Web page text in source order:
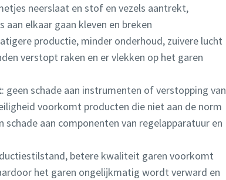
neerslaat en stof en vezels aantrekt,
elkaar gaan kleven en breken
productie, minder onderhoud, zuivere lucht
verstopt raken en er vlekken op het garen
: geen schade aan instrumenten of verstopping van
voorkomt producten die niet aan de norm
schade aan componenten van regelapparatuur en
betere kwaliteit garen voorkomt
het garen ongelijkmatig wordt verward en